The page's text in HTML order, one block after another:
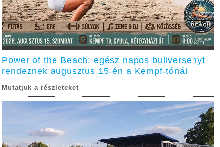
Power of the Beach: egész napos buliversenyt
rendeznek augusztus 15-én a Kempf-tónál
Mutatjuk a részleteket